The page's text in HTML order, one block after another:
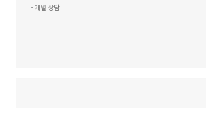
- 개별 상담